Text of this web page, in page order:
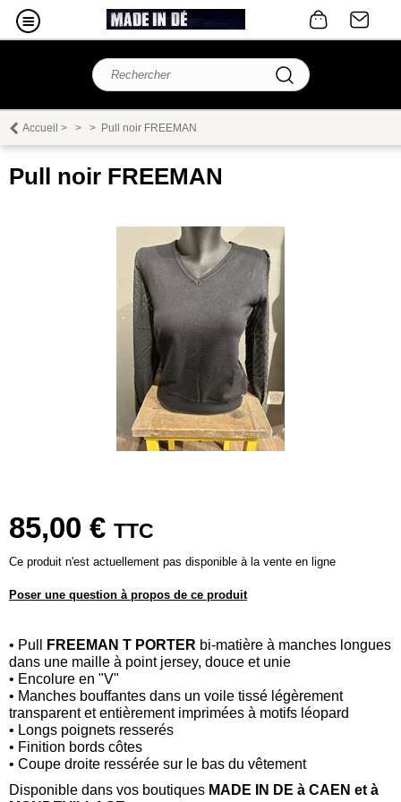
Accueil > > > Pull noir FREEMAN
Pull noir FREEMAN
85,00 € TTC
Ce produit n'est actuellement pas disponible à la vente en ligne
Poser une question à propos de ce produit
• Pull FREEMAN T PORTER bi-matière à manches longues
dans une maille à point jersey, douce et unie
• Encolure en "V"
• Manches bouffantes dans un voile tissé légèrement
transparent et entièrement imprimées à motifs léopard
• Longs poignets resserés
• Finition bords côtes
• Coupe droite ressérée sur le bas du vêtement
Disponible dans vos boutiques MADE IN DE à CAEN et à